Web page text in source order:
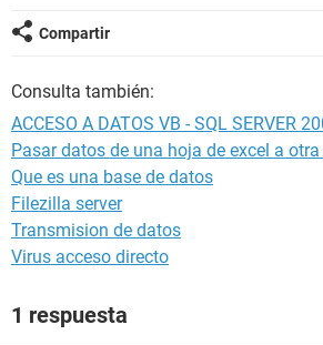
Compartir
Consulta también:
ACCESO A DATOS VB - SQL SERVER
Pasar datos de una hoja de excel a
Que es una base de datos
Filezilla server
Transmision de datos
Virus acceso directo
1 respuesta